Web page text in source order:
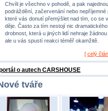
Chvíli je všechno v pohodě, a pak
podráždění, začervenání nebo nepříjemné
které vás donutí přemýšlet nad tím, co se
děje. Často za tím nestojí nic
drobnost, která u jiných lidí nehraje žádnou
ale u vás spustí reakci téměř okamžitě.
[ celý
o autech CARSHOUSE
tváře